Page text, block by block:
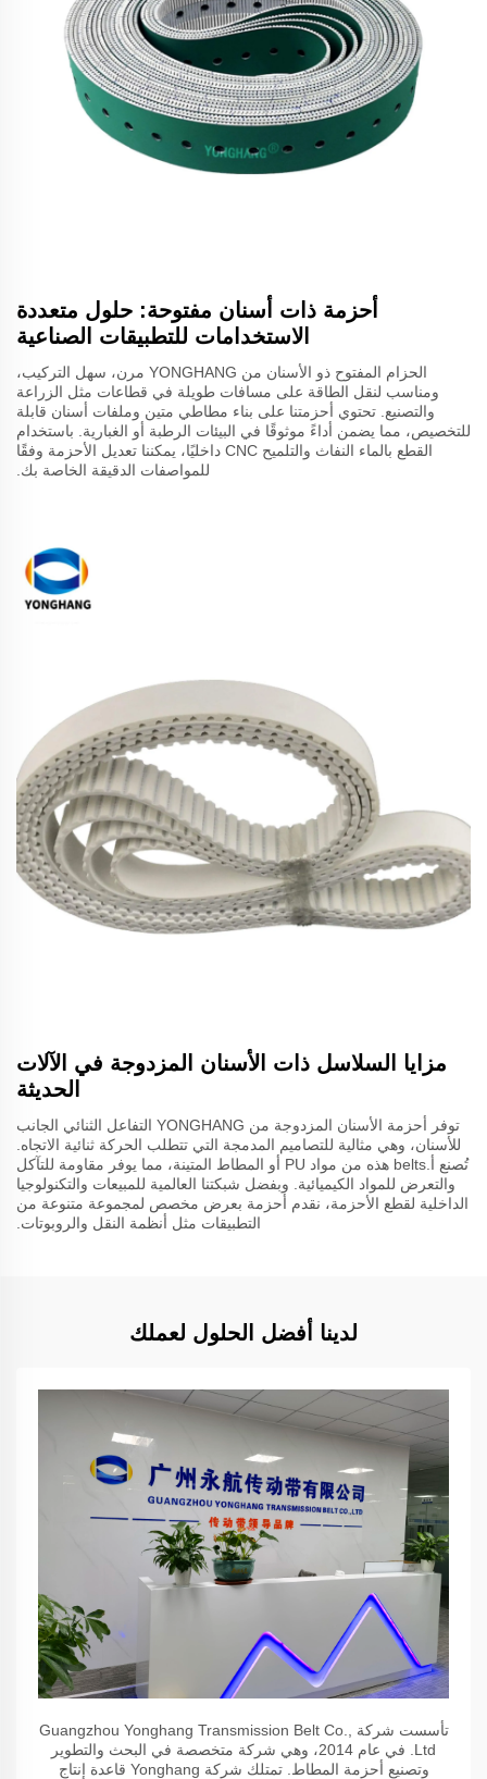
أحزمة ذات أسنان مفتوحة: حلول متعددة
الاستخدامات للتطبيقات الصناعية
الحزام المفتوح ذو الأسنان من YONGHANG مرن، سهل التركيب،
ومناسب لنقل الطاقة على مسافات طويلة في قطاعات مثل الزراعة
والتصنيع. تحتوي أحزمتنا على بناء مطاطي متين وملفات أسنان قابلة
للتخصيص، مما يضمن أداءً موثوقًا في البيئات الرطبة أو الغبارية. باستخدام
القطع بالماء النفاث والتلميح CNC داخليًا، يمكننا تعديل الأحزمة وفقًا
للمواصفات الدقيقة الخاصة بك.
مزايا السلاسل ذات الأسنان المزدوجة في الآلات
الحديثة
توفر أحزمة الأسنان المزدوجة من YONGHANG التفاعل الثنائي الجانب
للأسنان، وهي مثالية للتصاميم المدمجة التي تتطلب الحركة ثنائية الاتجاه.
تُصنع أ.belts هذه من مواد PU أو المطاط المتينة، مما يوفر مقاومة للتآكل
والتعرض للمواد الكيميائية. وبفضل شبكتنا العالمية للمبيعات والتكنولوجيا
الداخلية لقطع الأحزمة، نقدم أحزمة بعرض مخصص لمجموعة متنوعة من
التطبيقات مثل أنظمة النقل والروبوتات.
لدينا أفضل الحلول لعملك
تأسست شركة Guangzhou Yonghang Transmission Belt Co.,
Ltd. في عام 2014، وهي شركة متخصصة في البحث والتطوير
وتصنيع أحزمة المطاط. تمتلك شركة Yonghang قاعدة إنتاج